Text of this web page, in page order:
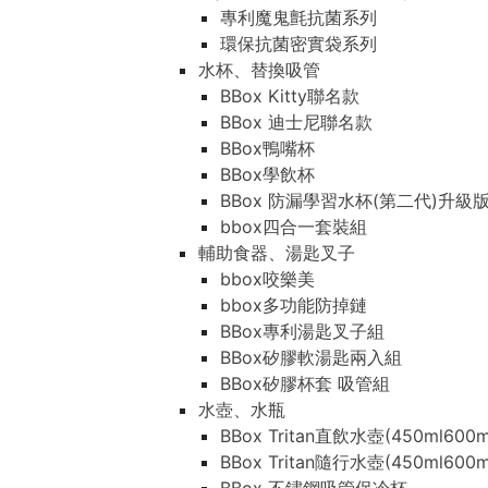
專利魔鬼氈抗菌系列
環保抗菌密實袋系列
水杯、替換吸管
BBox Kitty聯名款
BBox 迪士尼聯名款
BBox鴨嘴杯
BBox學飲杯
BBox 防漏學習水杯(第二代)升級版
bbox四合一套裝組
輔助食器、湯匙叉子
bbox咬樂美
bbox多功能防掉鏈
BBox專利湯匙叉子組
BBox矽膠軟湯匙兩入組
BBox矽膠杯套 吸管組
水壺、水瓶
BBox Tritan直飲水壺
BBox Tritan隨行水壺